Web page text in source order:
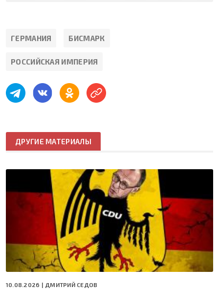
ГЕРМАНИЯ БИСМАРК
РОССИЙСКАЯ ИМПЕРИЯ
ДРУГИЕ МАТЕРИАЛЫ
10.08.2026 | ДМИТРИЙ СЕДОВ